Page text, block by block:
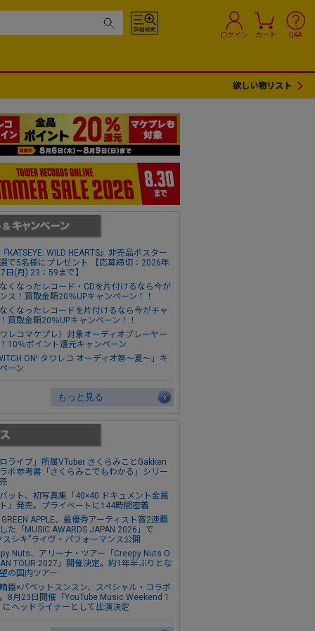
ログイン カート Q&A
欲しい物リスト
KATSEYE: WILD HEARTS』非売品ポスター
で5名様にプレゼント 【応募締切：2026年
日(月) 23：59まで】
くなったレコード・CDを片付けるなら今が
ス！買取金額20％UPキャンペーン！！
くなったレコードを片付けるなら今がチャ
買取金額20％UPキャンペーン！！
ワレコマケプレ〉対象オーディオプレーヤー
10％ポイント還元キャンペーン
ON! タワレコ オーディオ祭～夏～」キ
ーン
もっと見る
ロライブ」所属VTuber さくらみことGakken
ボ参考書「さくらみこでもわかる」シリー
ット、初写真集「40×40 ドキュメント金属
」発売。プライベートに144時間密着
APPLE、最優秀アーティスト賞2連覇
た「MUSIC AWARDS JAPAN 2026」で
スシキ”ライヴ・パフォーマンス公開
Nuts、アリーナ・ツアー「Creepy Nuts O
TOUR 2027」開催決定。約1年半ぶりとな
の国内ツアー
臣×パペットスンスン、スペシャル・コラボ
8月23日開催「YouTube Music Weekend 1
にヘッドライナーとして出演決定